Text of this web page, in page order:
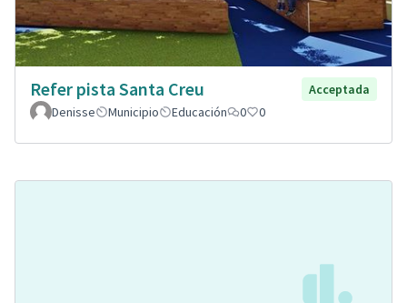
Refer pista Santa Creu
Acceptada
Denisse
Municipio Educación 0 0